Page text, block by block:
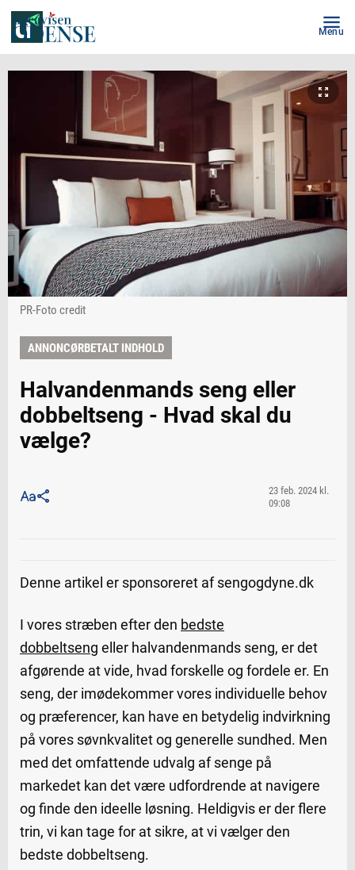
Menu
PR-Foto credit
ANNONCØRBETALT INDHOLD
Halvandenmands seng eller
dobbeltseng - Hvad skal du
vælge?
23 feb. 2024 kl.
09:08
Denne artikel er sponsoreret af sengogdyne.dk
I vores stræben efter den bedste
dobbeltseng eller halvandenmands seng, er det
afgørende at vide, hvad forskelle og fordele er. En
seng, der imødekommer vores individuelle behov
og præferencer, kan have en betydelig indvirkning
på vores søvnkvalitet og generelle sundhed. Men
med det omfattende udvalg af senge på
markedet kan det være udfordrende at navigere
og finde den ideelle løsning. Heldigvis er der flere
trin, vi kan tage for at sikre, at vi vælger den
bedste dobbeltseng.